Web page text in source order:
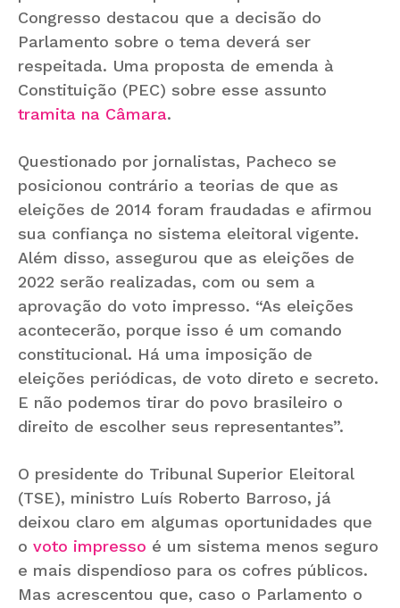
Congresso destacou que a decisão do
Parlamento sobre o tema deverá ser
respeitada. Uma proposta de emenda à
Constituição (PEC) sobre esse assunto
tramita na Câmara.
Questionado por jornalistas, Pacheco se
posicionou contrário a teorias de que as
eleições de 2014 foram fraudadas e afirmou
sua confiança no sistema eleitoral vigente.
Além disso, assegurou que as eleições de
2022 serão realizadas, com ou sem a
aprovação do voto impresso. “As eleições
acontecerão, porque isso é um comando
constitucional. Há uma imposição de
eleições periódicas, de voto direto e secreto.
E não podemos tirar do povo brasileiro o
direito de escolher seus representantes”.
O presidente do Tribunal Superior Eleitoral
(TSE), ministro Luís Roberto Barroso, já
deixou claro em algumas oportunidades que
o voto impresso é um sistema menos seguro
e mais dispendioso para os cofres públicos.
Mas acrescentou que, caso o Parlamento o